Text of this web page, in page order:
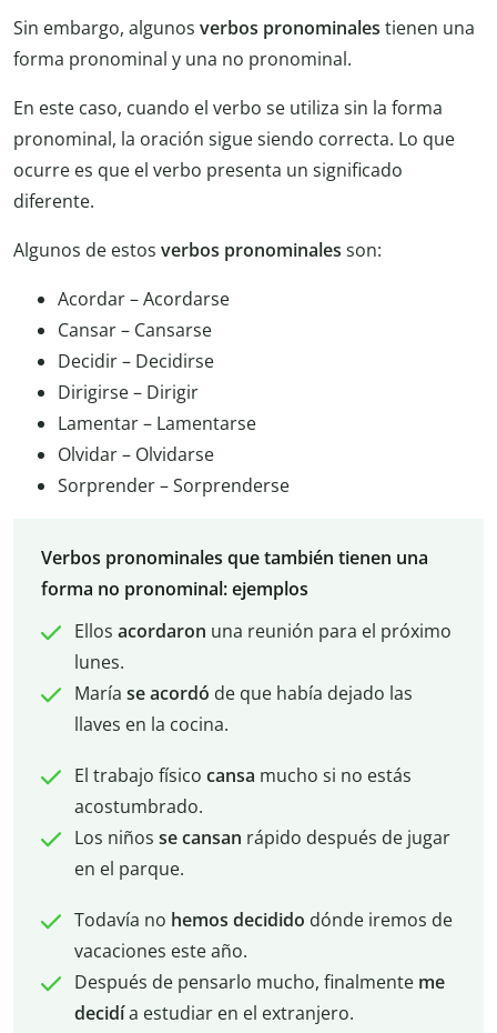
Sin embargo, algunos verbos pronominales tienen una
forma pronominal y una no pronominal.
En este caso, cuando el verbo se utiliza sin la forma
pronominal, la oración sigue siendo correcta. Lo que
ocurre es que el verbo presenta un significado
diferente.
Algunos de estos verbos pronominales son:
Acordar – Acordarse
Cansar – Cansarse
Decidir – Decidirse
Dirigirse – Dirigir
Lamentar – Lamentarse
Olvidar – Olvidarse
Sorprender – Sorprenderse
Verbos pronominales que también tienen una
forma no pronominal: ejemplos
Ellos acordaron una reunión para el próximo
lunes.
María se acordó de que había dejado las
llaves en la cocina.
El trabajo físico cansa mucho si no estás
acostumbrado.
Los niños se cansan rápido después de jugar
en el parque.
Todavía no hemos decidido dónde iremos de
vacaciones este año.
Después de pensarlo mucho, finalmente me
decidía estudiar en el extranjero.